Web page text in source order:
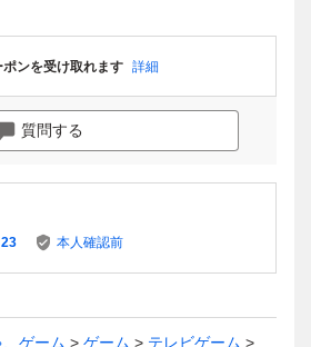
ンを受け取れます 詳細
質問する
23 本人確認前
ゲーム ゲーム
テレビゲーム